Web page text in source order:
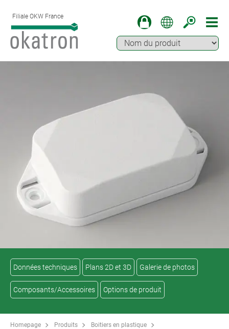
Filiale OKW France
Données techniques Plans 2D et 3D Galerie de photos
Composants/Accessoires Options de produit
Homepage Produits
Boitiers en plastique